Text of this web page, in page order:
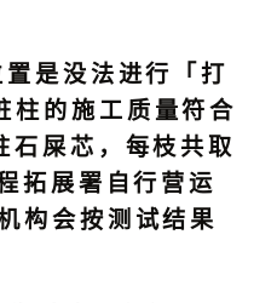
是没法进行「打
柱的施工质量符合
石屎芯，每枝共取
拓展署自行营运
构会按测试结果